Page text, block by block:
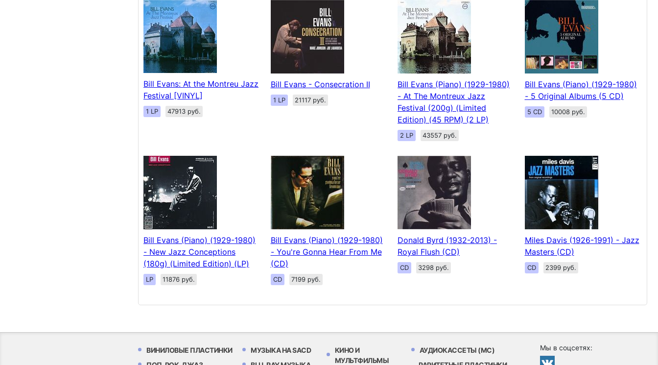
Bill Evans: At the Montreu Jazz
Festival [VINYL]
1 LP 47913 руб.
Bill Evans - Consecration II
1 LP 21117 руб.
Bill Evans (Piano) (1929-1980)
- At The Montreux Jazz
Festival (200g) (Limited
Edition) (45 RPM) (2 LP)
2 LP 43557 руб.
Bill Evans (Piano) (1929-1980)
- 5 Original Albums (5 CD)
5 CD 10008 руб.
Bill Evans (Piano) (1929-1980)
- New Jazz Conceptions
(180g) (Limited Edition) (LP)
LP 11876 руб.
Bill Evans (Piano) (1929-1980)
- You're Gonna Hear From Me
(CD)
CD 7199 руб.
Donald Byrd (1932-2013) -
Royal Flush (CD)
CD 3298 руб.
Miles Davis (1926-1991) - Jazz
Masters (CD)
CD 2399 руб.
ВИНИЛОВЫЕ ПЛАСТИНКИ
МУЗЫКА НА SACD
КИНО И
МУЛЬТФИЛЬМЫ
АУДИОКАССЕТЫ (MC)
Мы в соцсетях: